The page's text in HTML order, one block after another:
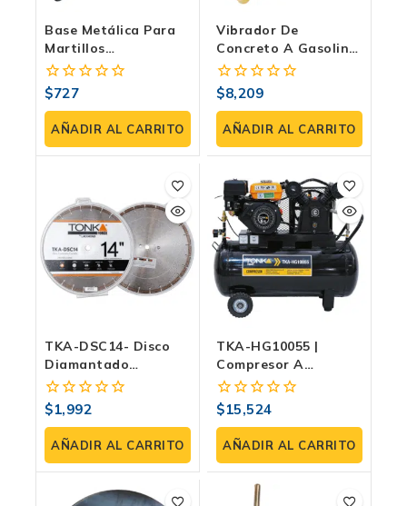
Base Metálica Para
Martillos
Demoledores TKA-
BASE
0
fuera
de
5
$727
AÑADIR AL CARRITO
Vibrador De
Concreto A Gasolina
TKA-VG55RT COBRA
– Potencia Y
Precisión Para
Concreto
0
fuera
de
5
$8,209
AÑADIR AL CARRITO
TKA-DSC14- Disco
Diamantado
Segmentado 14″
Para Concreto
Curado
0
fuera
de
5
$1,992
AÑADIR AL CARRITO
TKA-HG10055 |
Compresor A
Gasolina 108L |
Tonka
0
fuera
de
5
$15,524
AÑADIR AL CARRITO